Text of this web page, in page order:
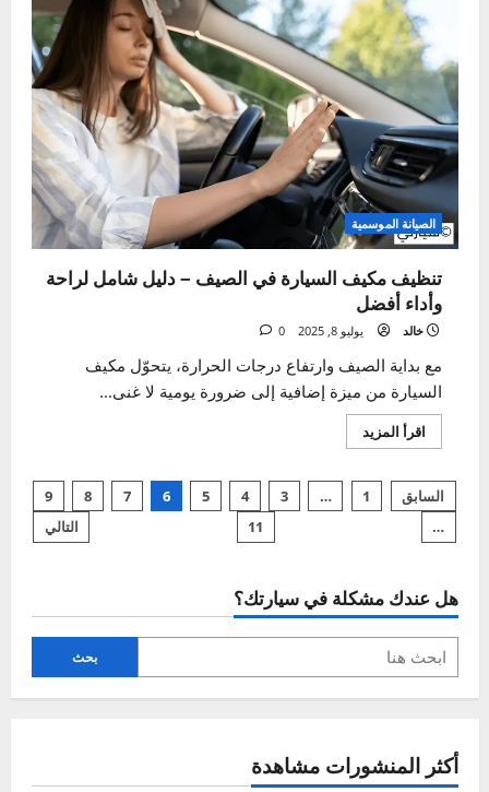
كيفية إزالة صدأ السيارة – دليل عملي للحفاظ على
سيارتك
خالد يوليو 17, 2025 0
صدأ السيارة مشكلة شائعة تواجه معظم مالكي السيارات،
خاصةً في المناطق ذات المناخ الرطب أو القاسي. يُعتبر...
اقرأ المزيداقرأ
المزيد
عن
كيفية
إزالة
صدأ
السيارة
–
دليل
عملي
للحفاظ
على
سيارتك
الصيانة الموسمية
وأداء أفضل
خالد يوليو 8, 2025 0
مع بداية الصيف وارتفاع درجات الحرارة، يتحوّل مكيف
السيارة من ميزة إضافية إلى ضرورة يومية لا غنى...
تنظيف
مكيف